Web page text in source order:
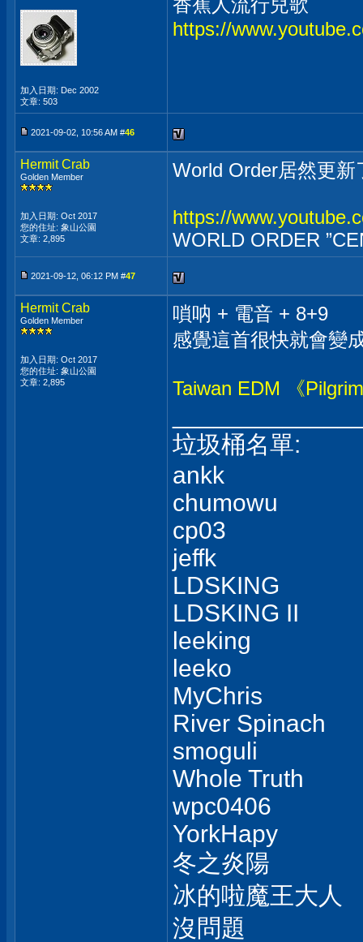
加入日期: Dec 2002
文章: 503
香蕉人流行兒歌
https://
2021-09-02, 10:56 AM #46
Hermit Crab
Golden Member
加入日期: Oct 2017
您的住址: 象山公園
文章: 2,895
World Order居然更
https://
WORLD ORDER
2021-09-12, 06:12 PM #47
Hermit Crab
Golden Member
加入日期: Oct 2017
您的住址: 象山公園
文章: 2,895
嗩呐 + 電音 + 8+9
感覺這首很快就會變
Taiwan EDM 《
垃圾桶名單:
ankk
chumowu
cp03
jeffk
LDSKING
LDSKING II
leeking
leeko
MyChris
River Spinach
smoguli
Whole Truth
wpc0406
YorkHapy
冬之炎陽
冰的啦魔王大人
沒問題